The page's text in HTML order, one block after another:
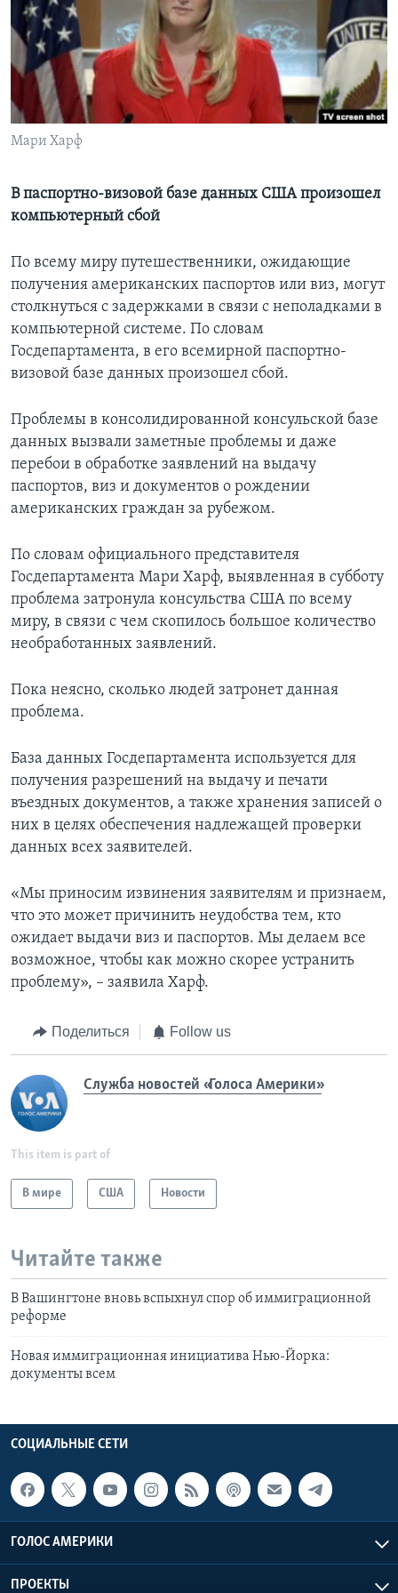
Learning English
СОЦИАЛЬНЫЕ СЕТИ
Мари Харф
В паспортно-визовой базе данных США произошел
компьютерный сбой
По всему миру путешественники, ожидающие
получения американских паспортов или виз, могут
столкнуться с задержками в связи с неполадками в
компьютерной системе. По словам
Госдепартамента, в его всемирной паспортно-
визовой базе данных произошел сбой.
Проблемы в консолидированной консульской базе
данных вызвали заметные проблемы и даже
перебои в обработке заявлений на выдачу
паспортов, виз и документов о рождении
американских граждан за рубежом.
По словам официального представителя
Госдепартамента Мари Харф, выявленная в субботу
проблема затронула консульства США по всему
миру, в связи с чем скопилось большое количество
необработанных заявлений.
Пока неясно, сколько людей затронет данная
проблема.
База данных Госдепартамента используется для
получения разрешений на выдачу и печати
въездных документов, а также хранения записей о
них в целях обеспечения надлежащей проверки
данных всех заявителей.
«Мы приносим извинения заявителям и признаем,
что это может причинить неудобства тем, кто
ожидает выдачи виз и паспортов. Мы делаем все
возможное, чтобы как можно скорее устранить
проблему», – заявила Харф.
Поделиться Follow us
Служба новостей «Голоса Америки»
This item is part of
В мире США Новости
Читайте также
В Вашингтоне вновь вспыхнул спор об иммиграционной
реформе
Новая иммиграционная инициатива Нью-Йорка:
документы всем
СОЦИАЛЬНЫЕ СЕТИ
ГОЛОС АМЕРИКИ
ПРОЕКТЫ